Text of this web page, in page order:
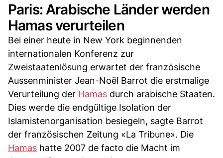
Paris: Arabische Länder werden
Hamas verurteilen
Bei einer heute in New York beginnenden
internationalen Konferenz zur
Zweistaatenlösung erwartet der französische
Aussenminister Jean-Noël Barrot die erstmalige
Verurteilung der Hamas durch arabische Staaten.
Dies werde die endgültige Isolation der
Islamistenorganisation besiegeln, sagte Barrot
der französischen Zeitung «La Tribune». Die
Hamas hatte 2007 de facto die Macht im